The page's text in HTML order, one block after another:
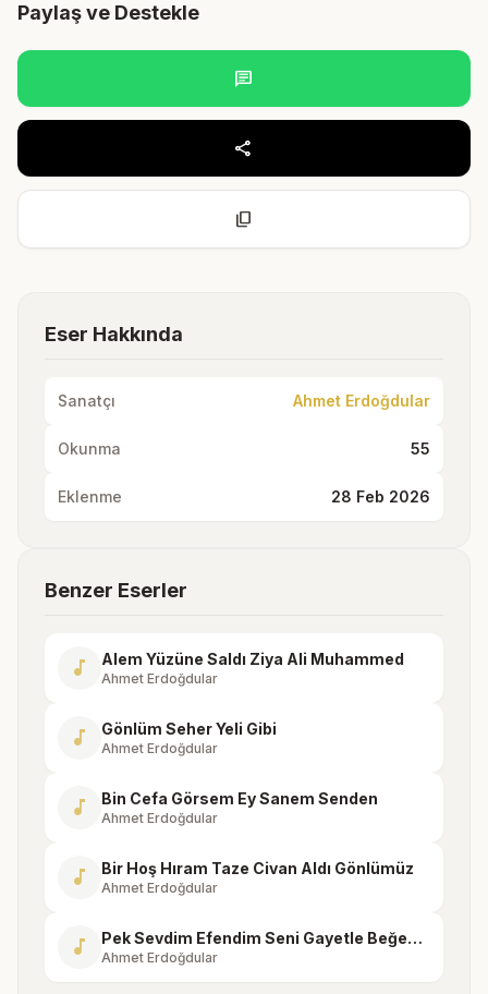
Paylaş ve Destekle
chat
share
content_copy
Eser Hakkında
Sanatçı Ahmet Erdoğdular
Okunma 55
Eklenme 28 Feb 2026
Benzer Eserler
music_note Alem Yüzüne Saldı Ziya Ali Muhammed
Ahmet Erdoğdular
music_note Gönlüm Seher Yeli Gibi
Ahmet Erdoğdular
music_note Bin Cefa Görsem Ey Sanem Senden
Ahmet Erdoğdular
music_note Bir Hoş Hıram Taze Civan Aldı Gönlümüz
Ahmet Erdoğdular
music_note Pek Sevdim Efendim Seni Gayetle Beğendim
Ahmet Erdoğdular